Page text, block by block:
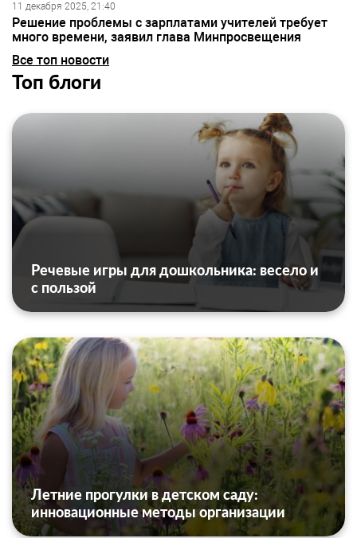
11 декабря 2025, 21:40
Решение проблемы с зарплатами учителей требует
много времени, заявил глава Минпросвещения
Все топ новости
Топ блоги
Речевые игры для дошкольника: весело и
с пользой
Летние прогулки в детском саду:
инновационные методы организации